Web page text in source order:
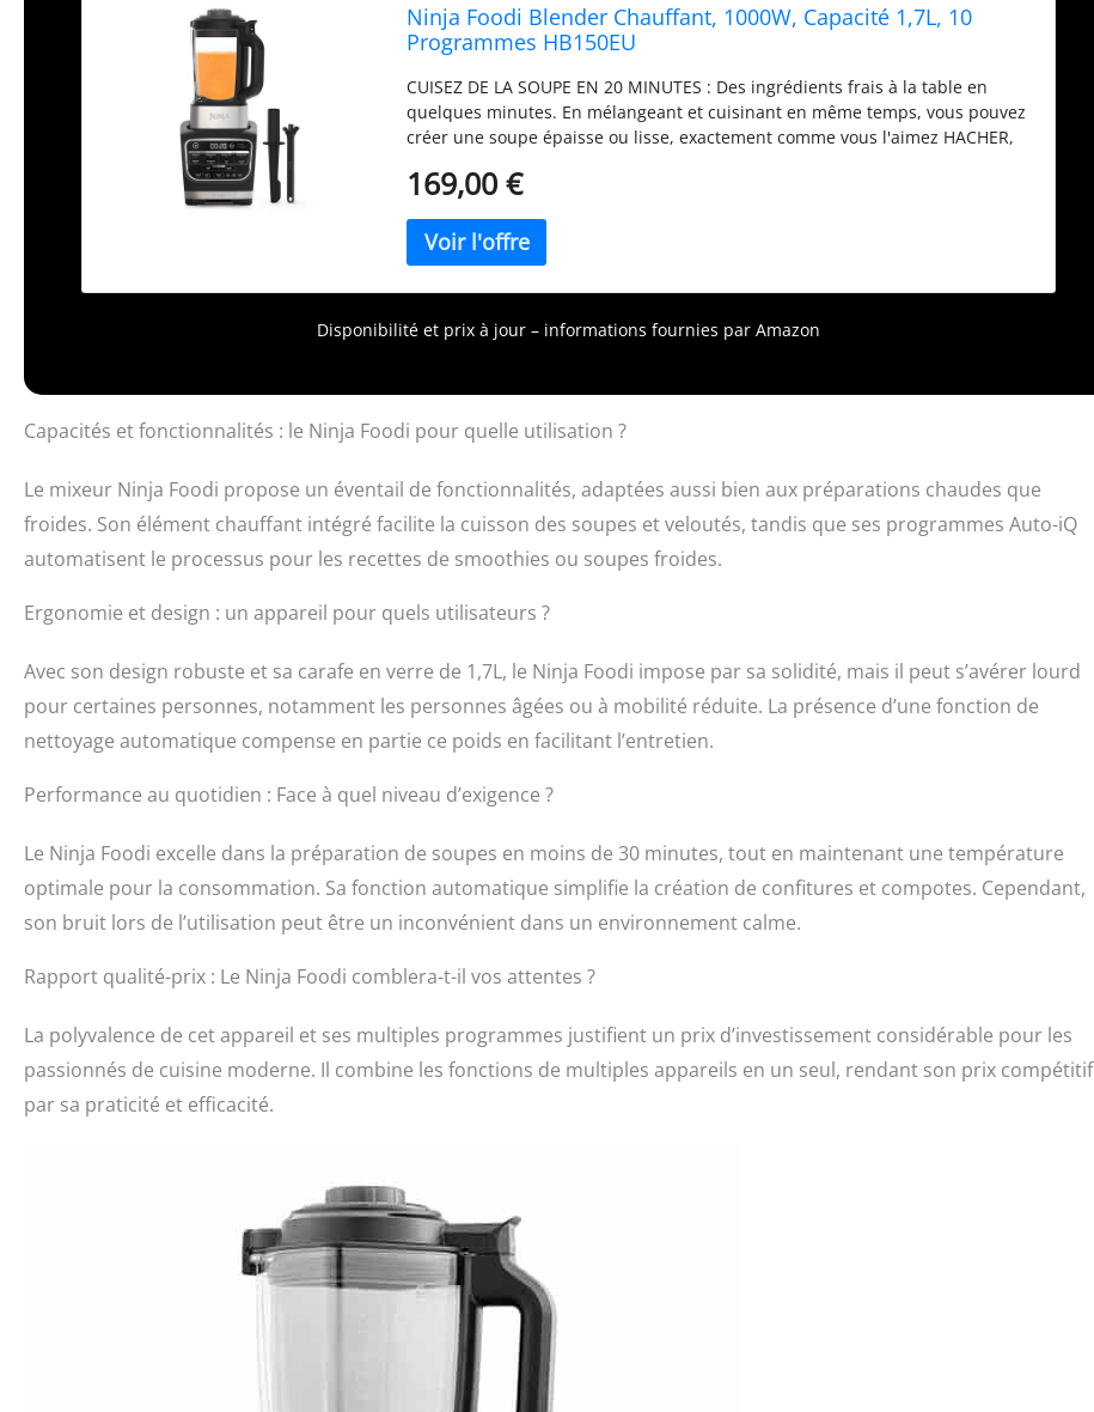
Ninja Foodi Blender Chauffant, 1000W, Capacité 1,7L, 10
Programmes HB150EU
CUISEZ DE LA SOUPE EN 20 MINUTES : Des ingrédients frais à la table en
quelques minutes. En mélangeant et cuisinant en même temps, vous pouvez
créer une soupe épaisse ou lisse, exactement comme vous l'aimez HACHER,
L'élément chauffant intégré cuit les ingrédients directement dans le récipient
programmes de cuisson et de mixage Auto-iQ font le travail à votre place.
Prenez le contrôle avec 6 réglages manuels. La fonction Auto-Stir aide les
aliments à cuire uniformément sans coller FACILE À NETTOYER : Programme
antiadhésif. Mixe jusqu'à 1,7 litre à froid et 1,4 litre à chaud. Couvercle avec
: H42cm x L38cm x P20cm. Poids : 2,6kg
169,00 €
Disponibilité et prix à jour – informations fournies par Amazon
Capacités et fonctionnalités : le Ninja Foodi pour quelle utilisation ?
Le mixeur Ninja Foodi propose un éventail de fonctionnalités, adaptées aussi bien aux préparations chaudes que
froides. Son élément chauffant intégré facilite la cuisson des soupes et veloutés, tandis que ses programmes Auto-iQ
automatisent le processus pour les recettes de smoothies ou soupes froides.
Ergonomie et design : un appareil pour quels utilisateurs ?
Avec son design robuste et sa carafe en verre de 1,7L, le Ninja Foodi impose par sa solidité, mais il peut s’avérer lourd
pour certaines personnes, notamment les personnes âgées ou à mobilité réduite. La présence d’une fonction de
nettoyage automatique compense en partie ce poids en facilitant l’entretien.
Performance au quotidien : Face à quel niveau d’exigence ?
Le Ninja Foodi excelle dans la préparation de soupes en moins de 30 minutes, tout en maintenant une température
optimale pour la consommation. Sa fonction automatique simplifie la création de confitures et compotes. Cependant,
son bruit lors de l’utilisation peut être un inconvénient dans un environnement calme.
Rapport qualité-prix : Le Ninja Foodi comblera-t-il vos attentes ?
La polyvalence de cet appareil et ses multiples programmes justifient un prix d’investissement considérable pour les
passionnés de cuisine moderne. Il combine les fonctions de multiples appareils en un seul, rendant son prix compétitif
par sa praticité et efficacité.